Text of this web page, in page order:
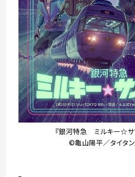
『銀河特急 ミルキー☆サ
©亀山陽平／タイタ